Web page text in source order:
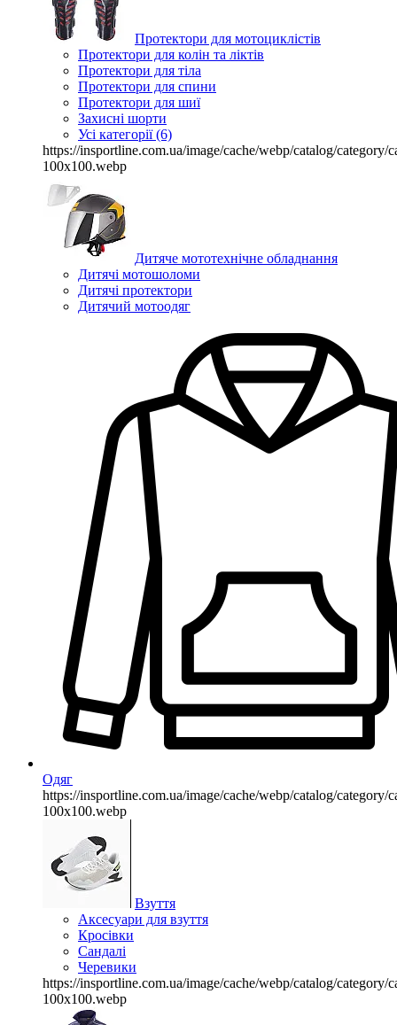
Протектори для мотоциклістів
Протектори для колін та ліктів
Протектори для тіла
Протектори для спини
Протектори для шиї
Захисні шорти
Усі категорії (6)
https://insportline.com.ua/image/cache/webp/catalog/category/
100x100.webp
Дитяче мототехнічне обладнання
Дитячі мотошоломи
Дитячі протектори
Дитячий мотоодяг
Одяг
https://insportline.com.ua/image/cache/webp/catalog/category/
100x100.webp
Взуття
Аксесуари для взуття
Кросівки
Сандалі
Черевики
https://insportline.com.ua/image/cache/webp/catalog/category/
100x100.webp